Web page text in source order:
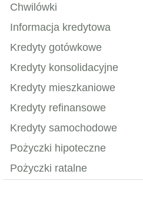
Chwilówki
Informacja kredytowa
Kredyty gotówkowe
Kredyty konsolidacyjne
Kredyty mieszkaniowe
Kredyty refinansowe
Kredyty samochodowe
Pożyczki hipoteczne
Pożyczki ratalne